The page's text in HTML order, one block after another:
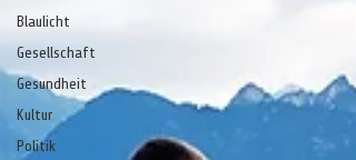
Blaulicht
Gesellschaft
Gesundheit
Kultur
Politik